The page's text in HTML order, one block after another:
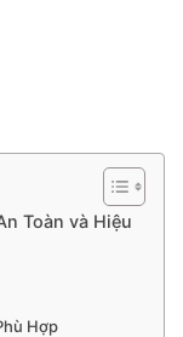
Toàn và Hiệu
Hợp